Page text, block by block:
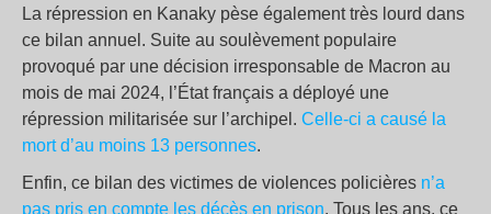
La répression en Kanaky pèse également très lourd dans
ce bilan annuel. Suite au soulèvement populaire
provoqué par une décision irresponsable de Macron au
mois de mai 2024, l’État français a déployé une
répression militarisée sur l’archipel. Celle-ci a causé la
mort d’au moins 13 personnes.
Enfin, ce bilan des victimes de violences policières n’a
pas pris en compte les décès en prison. Tous les ans, ce